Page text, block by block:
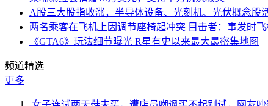
A股三大股指收涨，半导体设备、光刻机、光伏概念股
两名乘客在飞机上因调节座椅起冲突 目击者：事发时
《GTA6》玩法细节曝光 R星有史以来最大最密集地图
频道精选
更多